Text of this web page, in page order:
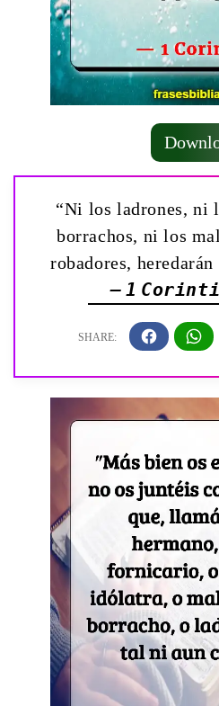
“Ni los ladrones, ni
borrachos, ni los
robadores,
— 1